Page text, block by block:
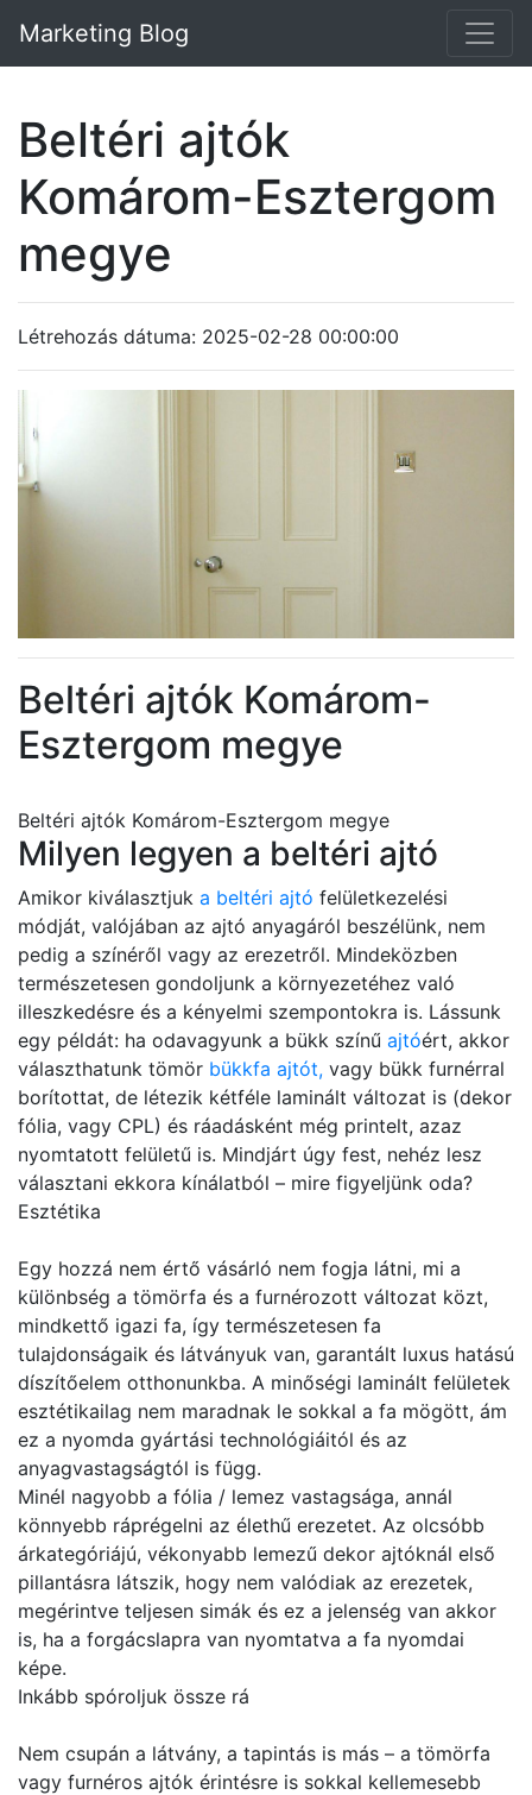
Marketing Blog
Beltéri ajtók
Komárom-Esztergom
megye
Létrehozás dátuma: 2025-02-28 00:00:00
Beltéri ajtók Komárom-
Esztergom megye
Beltéri ajtók Komárom-Esztergom megye
Milyen legyen a beltéri ajtó
Amikor kiválasztjuk a beltéri ajtó felületkezelési
módját, valójában az ajtó anyagáról beszélünk, nem
pedig a színéről vagy az erezetről. Mindeközben
természetesen gondoljunk a környezetéhez való
illeszkedésre és a kényelmi szempontokra is. Lássunk
egy példát: ha odavagyunk a bükk színű ajtóért, akkor
választhatunk tömör bükkfa ajtót, vagy bükk furnérral
borítottat, de létezik kétféle laminált változat is (dekor
fólia, vagy CPL) és ráadásként még printelt, azaz
nyomtatott felületű is. Mindjárt úgy fest, nehéz lesz
választani ekkora kínálatból – mire figyeljünk oda?
Esztétika
Egy hozzá nem értő vásárló nem fogja látni, mi a
különbség a tömörfa és a furnérozott változat közt,
mindkettő igazi fa, így természetesen fa
tulajdonságaik és látványuk van, garantált luxus hatású
díszítőelem otthonunkba. A minőségi laminált felületek
esztétikailag nem maradnak le sokkal a fa mögött, ám
ez a nyomda gyártási technológiáitól és az
anyagvastagságtól is függ.
Minél nagyobb a fólia / lemez vastagsága, annál
könnyebb ráprégelni az élethű erezetet. Az olcsóbb
árkategóriájú, vékonyabb lemezű dekor ajtóknál első
pillantásra látszik, hogy nem valódiak az erezetek,
megérintve teljesen simák és ez a jelenség van akkor
is, ha a forgácslapra van nyomtatva a fa nyomdai
képe.
Inkább spóroljuk össze rá
Nem csupán a látvány, a tapintás is más – a tömörfa
vagy furnéros ajtók érintésre is sokkal kellemesebb